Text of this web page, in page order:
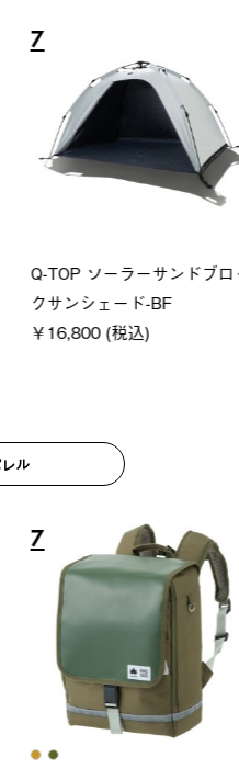
7
Q-TOP ソーラーサンドブロッ
クサンシェード-BF
￥16,800 (税込)
ル
7